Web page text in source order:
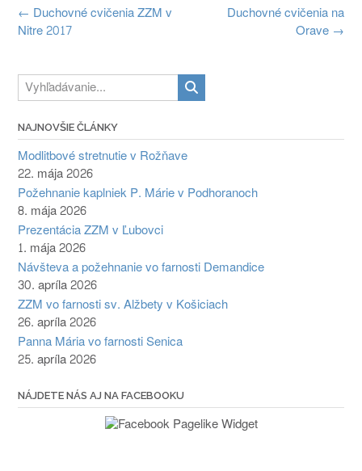
Navigácia
v
Duchovné cvičenia na
Orave →
← Duchovné cvičenia ZZM v
Nitre 2017
NAJNOVŠIE ČLÁNKY
Modlitbové stretnutie v Rožňave
22. mája 2026
Požehnanie kaplniek P. Márie v Podhoranoch
8. mája 2026
Prezentácia ZZM v Ľubovci
1. mája 2026
Návšteva a požehnanie vo farnosti Demandice
30. apríla 2026
ZZM vo farnosti sv. Alžbety v Košiciach
26. apríla 2026
Panna Mária vo farnosti Senica
25. apríla 2026
NÁJDETE NÁS AJ NA FACEBOOKU